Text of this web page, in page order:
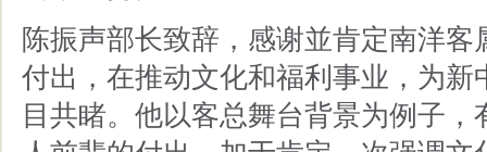
陈振声部长致辞，感谢並肯定南洋
付出，在推动文化和福利事业，为
目共睹。他以客总舞台背景为例子